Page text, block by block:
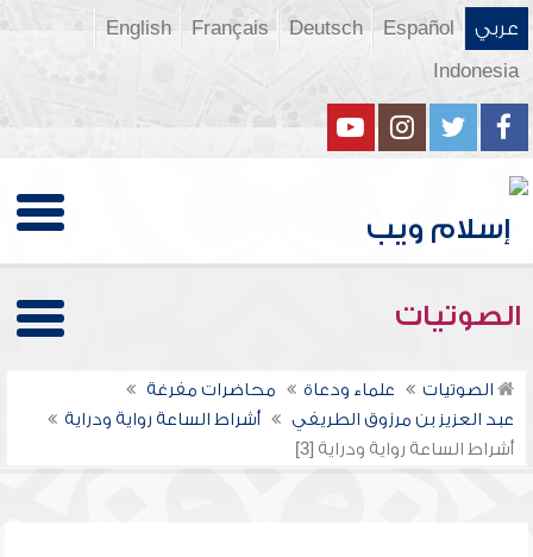
عربي Español
Deutsch
Français
English
Indonesia
الصوتيات
الصوتيات علماء ودعاة
محاضرات مفرغة
عبد العزيز بن مرزوق الطريفي
أشراط الساعة رواية ودراية
أشراط الساعة رواية ودراية [3]